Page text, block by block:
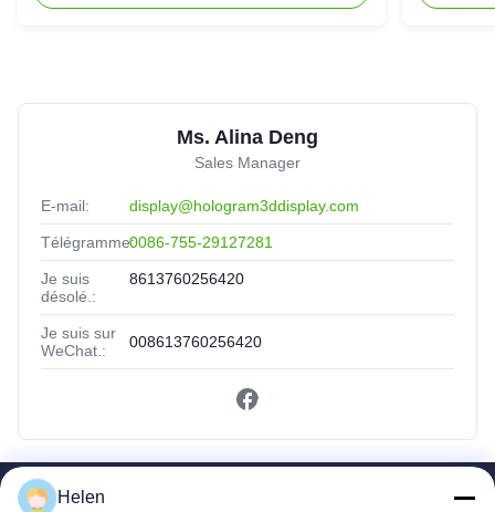
Ms. Alina Deng
Sales Manager
E-mail: display@hologram3ddisplay.com
Télégramme:0086-755-29127281
Je suis
désolé.:
8613760256420
Je suis sur
WeChat.:
008613760256420
Helen